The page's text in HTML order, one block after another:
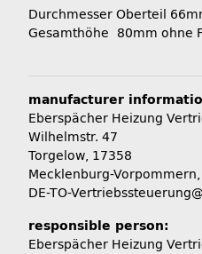
Durchmesser Oberteil
Gesamthöhe 80mm ohne
manufacturer
Eberspächer Heizung
Wilhelmstr. 47
Torgelow, 17358
Mecklenburg-Vorpommern,
DE-TO-
responsible person:
Eberspächer Heizung